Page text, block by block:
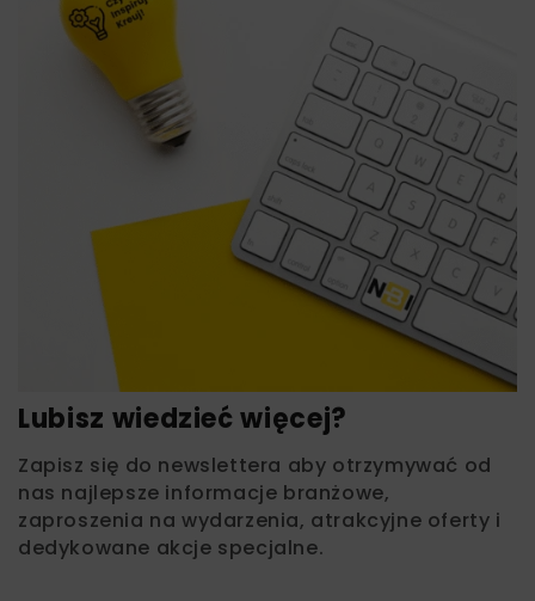
Lubisz wiedzieć więcej?
Zapisz się do newslettera aby otrzymywać od
nas najlepsze informacje branżowe,
zaproszenia na wydarzenia, atrakcyjne oferty i
dedykowane akcje specjalne.